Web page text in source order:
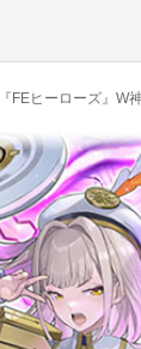
『FEヒーローズ』W神